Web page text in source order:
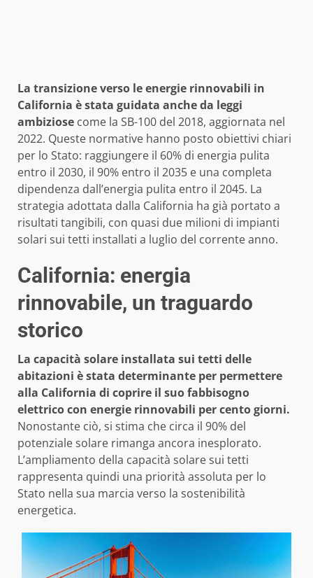
La transizione verso le energie rinnovabili in
California è stata guidata anche da leggi
ambiziose come la SB-100 del 2018, aggiornata nel
2022. Queste normative hanno posto obiettivi chiari
per lo Stato: raggiungere il 60% di energia pulita
entro il 2030, il 90% entro il 2035 e una completa
dipendenza dall’energia pulita entro il 2045. La
strategia adottata dalla California ha già portato a
risultati tangibili, con quasi due milioni di impianti
solari sui tetti installati a luglio del corrente anno.
California: energia
rinnovabile, un traguardo
storico
La capacità solare installata sui tetti delle
abitazioni è stata determinante per permettere
alla California di coprire il suo fabbisogno
elettrico con energie rinnovabili per cento giorni.
Nonostante ciò, si stima che circa il 90% del
potenziale solare rimanga ancora inesplorato.
L’ampliamento della capacità solare sui tetti
rappresenta quindi una priorità assoluta per lo
Stato nella sua marcia verso la sostenibilità
energetica.